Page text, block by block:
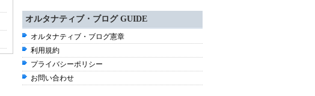
オルタナティブ・ブログ GUIDE
オルタナティブ・ブログ憲章
利用規約
プライバシーポリシー
お問い合わせ